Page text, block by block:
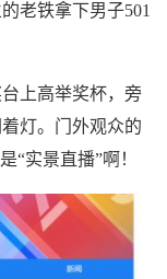
老铁拿下男子501
上高举奖杯，旁
灯。门外观众的
实景直播”啊！